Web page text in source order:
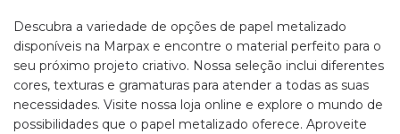
Descubra a variedade de opções de papel metalizado
disponíveis na Marpax e encontre o material perfeito para o
seu próximo projeto criativo. Nossa seleção inclui diferentes
cores, texturas e gramaturas para atender a todas as suas
necessidades. Visite nossa loja online e explore o mundo de
possibilidades que o papel metalizado oferece. Aproveite